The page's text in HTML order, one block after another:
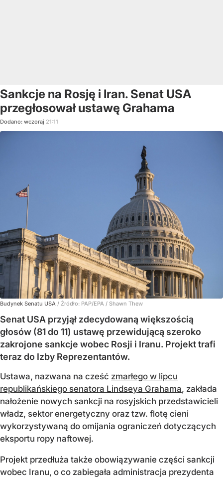
Sankcje na Rosję i Iran. Senat USA
przegłosował ustawę Grahama
Dodano: wczoraj 21:11
Budynek Senatu USA / Źródło: PAP/EPA / Shawn Thew
Senat USA przyjął zdecydowaną większością
głosów (81 do 11) ustawę przewidującą szeroko
zakrojone sankcje wobec Rosji i Iranu. Projekt trafi
teraz do Izby Reprezentantów.
Ustawa, nazwana na cześć zmarłego w lipcu
republikańskiego senatora Lindseya Grahama, zakłada
nałożenie nowych sankcji na rosyjskich przedstawicieli
władz, sektor energetyczny oraz tzw. flotę cieni
wykorzystywaną do omijania ograniczeń dotyczących
eksportu ropy naftowej.
Projekt przedłuża także obowiązywanie części sankcji
wobec Iranu, o co zabiegała administracja prezydenta